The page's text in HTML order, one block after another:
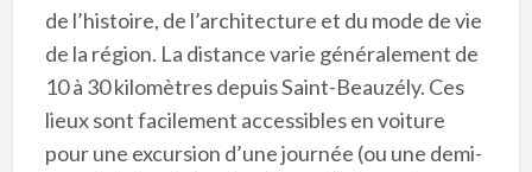
de l’histoire, de l’architecture et du mode de vie
de la région. La distance varie généralement de
10 à 30 kilomètres depuis Saint-Beauzély. Ces
lieux sont facilement accessibles en voiture
pour une excursion d’une journée (ou une demi-